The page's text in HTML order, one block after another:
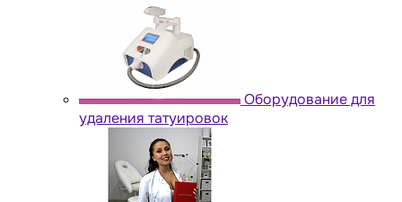
Оборудование для
удаления татуировок